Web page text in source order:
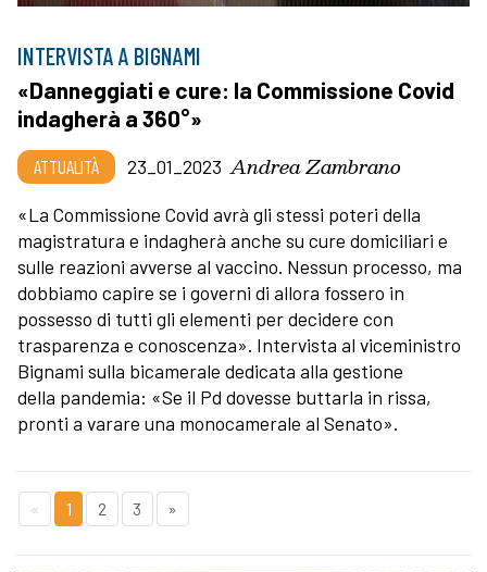
INTERVISTA A BIGNAMI
«Danneggiati e cure: la Commissione Covid
indagherà a 360°»
ATTUALITÀ 23_01_2023 Andrea Zambrano
«La Commissione Covid avrà gli stessi poteri della
magistratura e indagherà anche su cure domiciliari e
sulle reazioni avverse al vaccino. Nessun processo, ma
dobbiamo capire se i governi di allora fossero in
possesso di tutti gli elementi per decidere con
trasparenza e conoscenza». Intervista al viceministro
Bignami sulla bicamerale dedicata alla gestione
della pandemia: «Se il Pd dovesse buttarla in rissa,
pronti a varare una monocamerale al Senato».
« 1 2 3 »